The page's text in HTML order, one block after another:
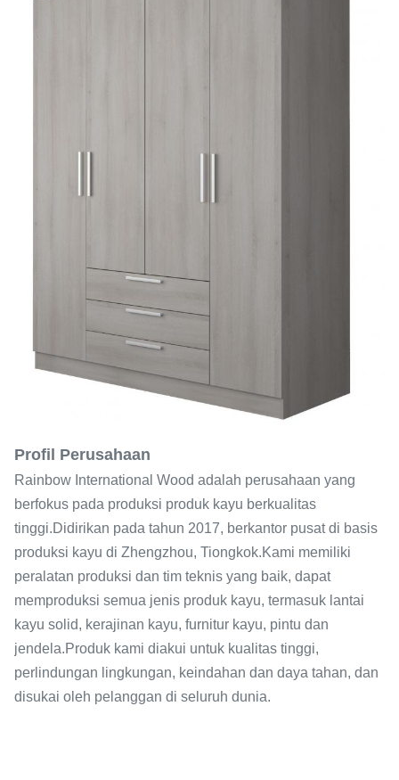
Profil Perusahaan
Rainbow International Wood adalah perusahaan yang
berfokus pada produksi produk kayu berkualitas
tinggi.Didirikan pada tahun 2017, berkantor pusat di basis
produksi kayu di Zhengzhou, Tiongkok.Kami memiliki
peralatan produksi dan tim teknis yang baik, dapat
memproduksi semua jenis produk kayu, termasuk lantai
kayu solid, kerajinan kayu, furnitur kayu, pintu dan
jendela.Produk kami diakui untuk kualitas tinggi,
perlindungan lingkungan, keindahan dan daya tahan, dan
disukai oleh pelanggan di seluruh dunia.